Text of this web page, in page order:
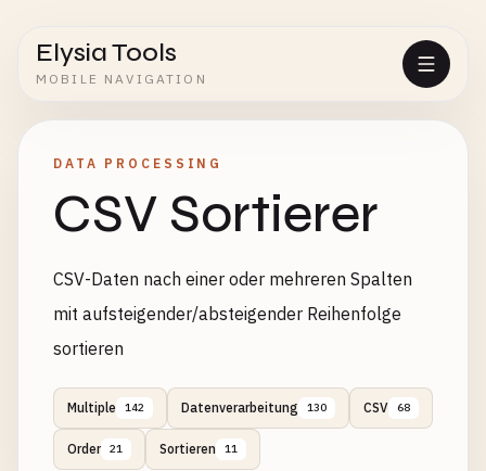
Elysia Tools
MOBILE NAVIGATION
DATA PROCESSING
CSV Sortierer
CSV-Daten nach einer oder mehreren Spalten
mit aufsteigender/absteigender Reihenfolge
sortieren
Multiple 142 Datenverarbeitung 130 CSV 68
Order 21 Sortieren 11